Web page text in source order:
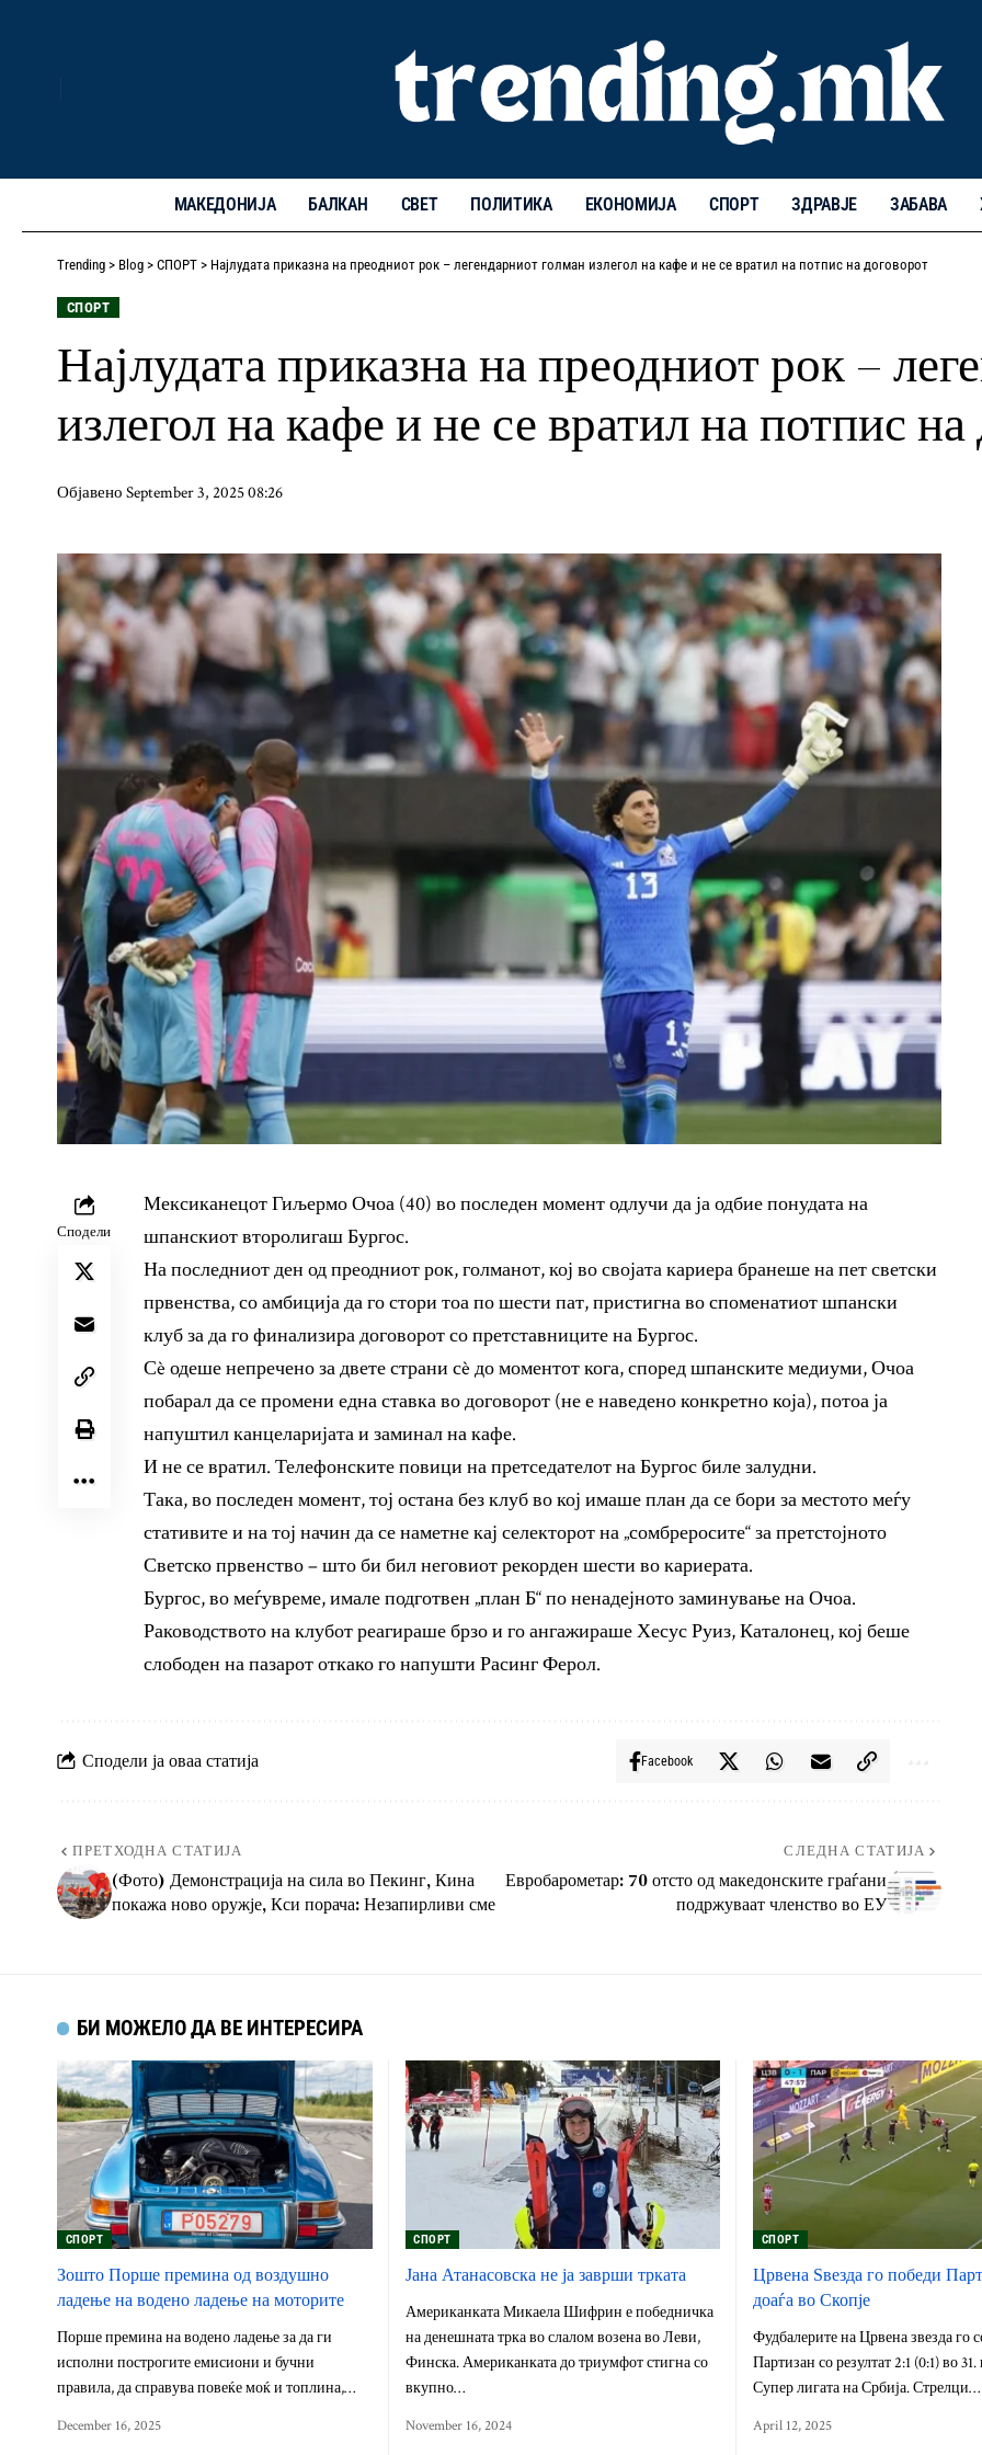
МАКЕДОНИЈА БАЛКАН СВЕТ ПОЛИТИКА ЕКОНОМИЈА СПОРТ ЗДРАВЈЕ ЗАБАВА
Trending > Blog > СПОРТ > Најлудата приказна на преодниот рок – легендарниот голман излегол на кафе и не се вратил на потпис на договорот
СПОРТ
Најлудата приказна на преодниот рок –
излегол на кафе и не се вратил на потпис
Објавено September 3, 2025 08:26
Сподели
Мексиканецот Гиљермо Очоа (40) во последен момент одлучи да ја одбие понудата на
шпанскиот второлигаш Бургос.
На последниот ден од преодниот рок, голманот, кој во својата кариера бранеше на пет светски
првенства, со амбиција да го стори тоа по шести пат, пристигна во споменатиот шпански
клуб за да го финализира договорот со претставниците на Бургос.
Сè одеше непречено за двете страни сè до моментот кога, според шпанските медиуми, Очоа
побарал да се промени една ставка во договорот (не е наведено конкретно која), потоа ја
напуштил канцеларијата и заминал на кафе.
И не се вратил. Телефонските повици на претседателот на Бургос биле залудни.
Така, во последен момент, тој остана без клуб во кој имаше план да се бори за местото меѓу
стативите и на тој начин да се наметне кај селекторот на „сомбреросите“ за претстојното
Светско првенство – што би бил неговиот рекорден шести во кариерата.
Бургос, во меѓувреме, имале подготвен „план Б“ по ненадејното заминување на Очоа.
Раководството на клубот реагираше брзо и го ангажираше Хесус Руиз, Каталонец, кој беше
слободен на пазарот откако го напушти Расинг Ферол.
Сподели ја оваа статија Facebook
ПРЕТХОДНА СТАТИЈА
(Фото) Демонстрација на сила во Пекинг, Кина
покажа ново оружје, Кси порача: Незапирливи сме
СЛЕДНА СТАТИЈА
Евробарометар: 70 отсто од македонските граѓани
подржуваат членство во ЕУ
БИ МОЖЕЛО ДА ВЕ ИНТЕРЕСИРА
СПОРТ
Зошто Порше премина од воздушно
ладење на водено ладење на моторите
Порше премина на водено ладење за да ги
исполни построгите емисиони и бучни
правила, да справува повеќе моќ и топлина,…
December 16, 2025
СПОРТ
Јана Атанасовска не ја заврши трката
Американката Микаела Шифрин е победничка
на денешната трка во слалом возена во Леви,
Финска. Американката до триумфот стигна со
вкупно…
November 16, 2024
СПОРТ
Црвена Ѕвезда го победи
доаѓа во Скопје
Фудбалерите на Црвена звезда го
Партизан со резултат 2:1 (0:1) во
Супер лигата на Србија. Стрелци…
April 12, 2025